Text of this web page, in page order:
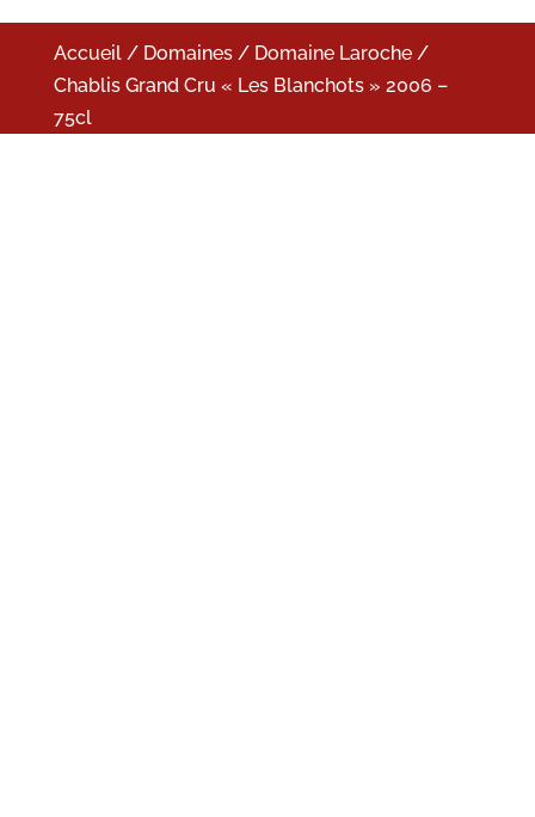
Accueil/ Domaines/ Domaine Laroche/
Chablis Grand Cru « Les Blanchots » 2006 –
75cl